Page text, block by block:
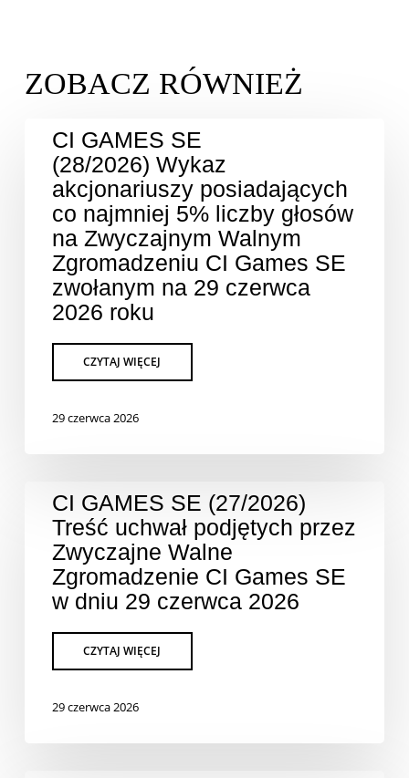
CI GAMES SE
(28/2026) Wykaz
akcjonariuszy posiadających
co najmniej 5% liczby głosów
na Zwyczajnym Walnym
Zgromadzeniu CI Games SE
zwołanym na 29 czerwca
2026 roku
29 czerwca 2026
CI GAMES SE (27/2026)
Treść uchwał podjętych przez
Zwyczajne Walne
Zgromadzenie CI Games SE
w dniu 29 czerwca 2026
29 czerwca 2026